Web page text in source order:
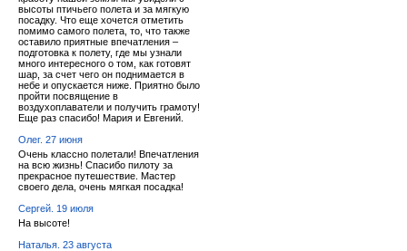
высоты птичьего полета и за мягкую
посадку. Что еще хочется отметить
помимо самого полета, то, что также
оставило приятные впечатления –
подготовка к полету, где мы узнали
много интересного о том, как готовят
шар, за счет чего он поднимается в
небе и опускается ниже. Приятно было
пройти посвящение в
воздухоплаватели и получить грамоту!
Еще раз спасибо! Мария и Евгений.
Олег. 27 июня
Очень классно полетали! Впечатления
на всю жизнь! Спасибо пилоту за
прекрасное путешествие. Мастер
своего дела, очень мягкая посадка!
Сергей. 19 июля
На высоте!
Наталья. 23 августа